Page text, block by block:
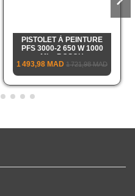
PISTOLET À PEINTURE
PFS 3000-2 650 W 1000
ML - BOSCH
1 493,98 MAD 1 721,98 MAD